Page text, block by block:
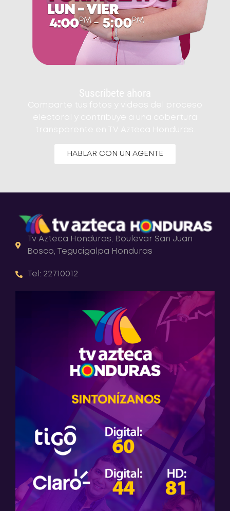
Suscribete ahora
Comparte tus fotos y videos del proceso
electoral y contribuye a una cobertura
transparente en TV Azteca Honduras.
HABLAR CON UN AGENTE
Tv Azteca Honduras, Boulevar San Juan
Bosco, Tegucigalpa Honduras
Tel: 22710012